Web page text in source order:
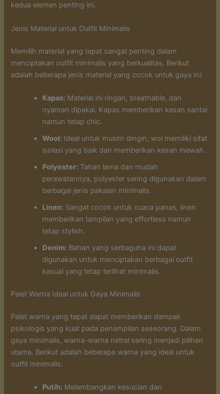
kedua elemen penting ini.
Jenis Material untuk Outfit Minimalis
Memilih material yang tepat sangat penting dalam
menciptakan outfit minimalis yang berkualitas. Berikut
adalah beberapa jenis material yang cocok untuk gaya ini:
Kapas: Material ini ringan, breathable, dan
nyaman dipakai. Kapas memberikan kesan santai
namun tetap chic.
Wool: Ideal untuk musim dingin, wol memiliki sifat
isolasi yang baik dan memberikan kesan mewah.
Polyester: Tahan lama dan mudah
perawatannya, polyester sering digunakan dalam
berbagai jenis pakaian minimalis.
Linen: Sangat cocok untuk cuaca panas, linen
memberikan tampilan yang effortless namun
tetap stylish.
Denim: Bahan yang serbaguna ini dapat
digunakan untuk menciptakan berbagai outfit
kasual yang tetap terlihat minimalis.
Palet Warna Ideal untuk Gaya Minimalis
Palet warna yang tepat dapat memberikan dampak
psikologis yang kuat pada penampilan seseorang. Dalam
gaya minimalis, warna-warna netral sering menjadi pilihan
utama. Berikut adalah beberapa warna yang ideal untuk
outfit minimalis:
Putih: Melambangkan kesucian dan